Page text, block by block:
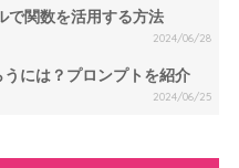
で関数を活用する方法
2024/06/28
には？プロンプトを紹介
2024/06/25